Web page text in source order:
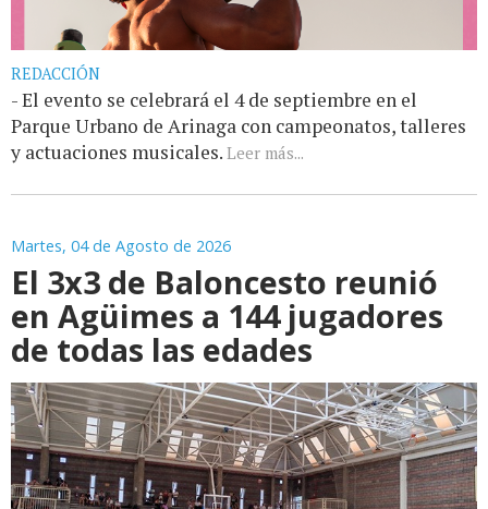
REDACCIÓN
- El evento se celebrará el 4 de septiembre en el
Parque Urbano de Arinaga con campeonatos, talleres
y actuaciones musicales. Leer más...
Martes, 04 de Agosto de 2026
El 3x3 de Baloncesto reunió
en Agüimes a 144 jugadores
de todas las edades